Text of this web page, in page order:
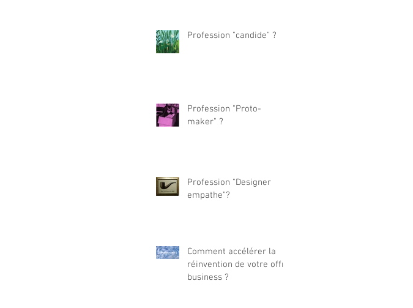
Profession "candide" ?
Profession "Proto-
maker" ?
Profession "Designer
empathe"?
Comment accélérer la
réinvention de votre offre
business ?